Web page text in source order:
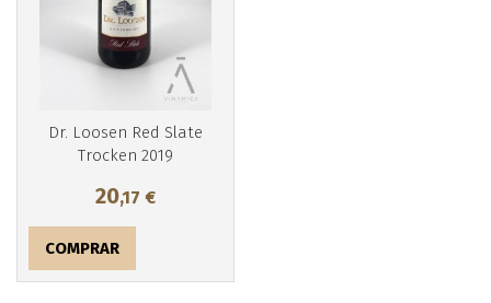
Dr. Loosen Red Slate
Trocken 2019
20,17 €
COMPRAR